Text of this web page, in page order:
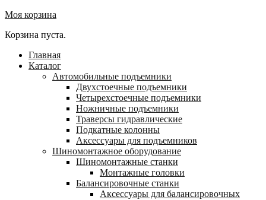
Моя корзина
Корзина пуста.
Главная
Каталог
Автомобильные подъемники
Двухстоечные подъемники
Четырехстоечные подъемники
Ножничные подъемники
Траверсы гидравлические
Подкатные колонны
Аксессуары для подъемников
Шиномонтажное оборудование
Шиномонтажные станки
Монтажные головки
Балансировочные станки
Аксессуары для балансировочных